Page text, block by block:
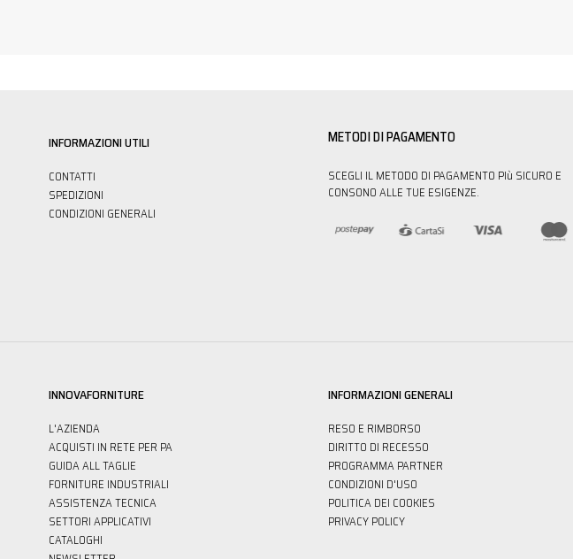
INFORMAZIONI UTILI
CONTATTI
SPEDIZIONI
CONDIZIONI GENERALI
METODI DI PAGAMENTO
SCEGLI IL METODO DI PAGAMENTO PIù SICURO E
CONSONO ALLE TUE ESIGENZE.
INNOVAFORNITURE
L'AZIENDA
ACQUISTI IN RETE PER PA
GUIDA ALL TAGLIE
FORNITURE INDUSTRIALI
ASSISTENZA TECNICA
SETTORI APPLICATIVI
CATALOGHI
INFORMAZIONI GENERALI
RESO E RIMBORSO
DIRITTO DI RECESSO
PROGRAMMA PARTNER
CONDIZIONI D'USO
POLITICA DEI COOKIES
PRIVACY POLICY